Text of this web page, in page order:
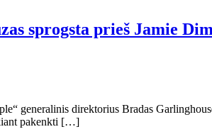
sprogsta prieš Jamie
generalinis direktorius Bradas
pakenkti […]